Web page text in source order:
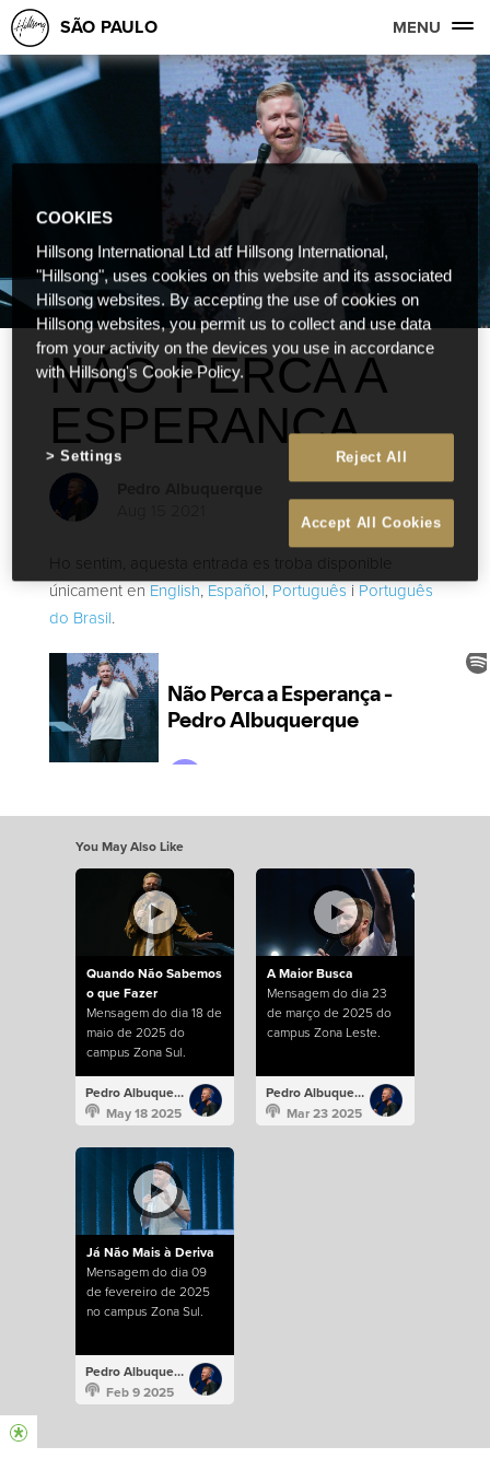
SÃO PAULO MENU
NÃO PERCA A
ESPERANÇA
Ho sentim, aquesta entrada es troba disponible
únicament en English, Español, Português i Português
do Brasil.
You May Also Like
Quando Não Sabemos
o que Fazer
Mensagem do dia 18 de
maio de 2025 do
campus Zona Sul.
Pedro Albuquerque
May 18 2025
A Maior Busca
Mensagem do dia 23
de março de 2025 do
campus Zona Leste.
Pedro Albuquerque
Mar 23 2025
Já Não Mais à Deriva
Mensagem do dia 09
de fevereiro de 2025
no campus Zona Sul.
Pedro Albuquerque
Feb 9 2025
COOKIES
Hillsong International Ltd atf Hillsong International,
"Hillsong", uses cookies on this website and its associated
Hillsong websites. By accepting the use of cookies on
Hillsong websites, you permit us to collect and use data
from your activity on the devices you use in accordance
with Hillsong's Cookie Policy.
Reject All
Accept All Cookies
Settings